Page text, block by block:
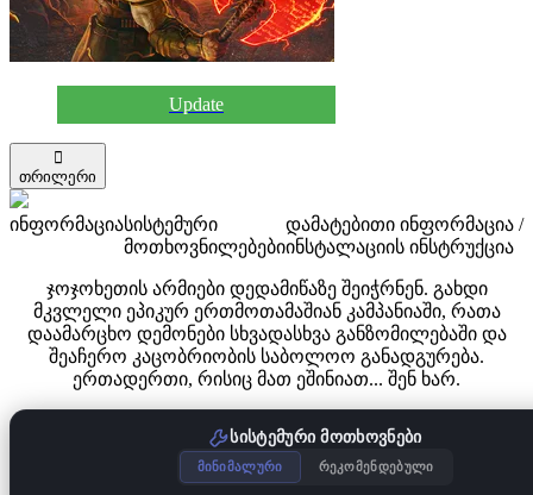
Update
თრილერი
ინფორმაციასისტემური
მოთხოვნილებები
დამატებითი ინფორმაცია /
ინსტალაციის ინსტრუქცია
ჯოჯოხეთის არმიები დედამიწაზე შეიჭრნენ. გახდი
მკვლელი ეპიკურ ერთმოთამაშიან კამპანიაში, რათა
დაამარცხო დემონები სხვადასხვა განზომილებაში და
შეაჩერო კაცობრიობის საბოლოო განადგურება.
ერთადერთი, რისიც მათ ეშინიათ... შენ ხარ.
სისტემური მოთხოვნები
მინიმალური რეკომენდებული